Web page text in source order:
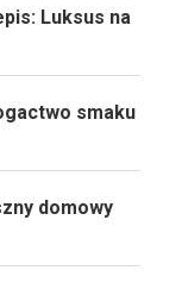
Luksus na
smaku
domowy